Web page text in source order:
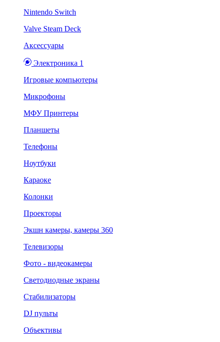
Nintendo Switch
Valve Steam Deck
Аксессуары
Электроника 1
Игровые компьютеры
Микрофоны
МФУ Принтеры
Планшеты
Телефоны
Ноутбуки
Караоке
Колонки
Проекторы
Экшн камеры, камеры 360
Телевизоры
Фото - видеокамеры
Светодиодные экраны
Стабилизаторы
DJ пульты
Объективы